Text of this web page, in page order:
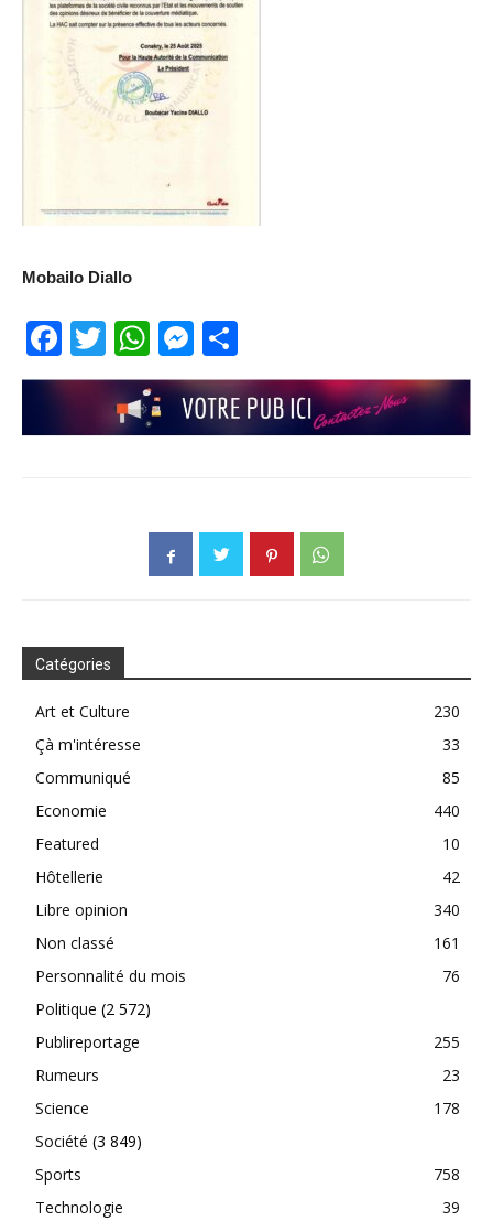
Mobailo Diallo
Facebook
TwitterWhatsApp
Messenger
Catégories
Art et Culture
230
Çà m'intéresse
33
Communiqué
85
Economie
440
Featured
10
Hôtellerie
42
Libre opinion
340
Non classé
161
Personnalité du mois
76
Politique (2 572)
Publireportage
255
Rumeurs
23
Science
178
Société (3 849)
Sports
758
Technologie
39